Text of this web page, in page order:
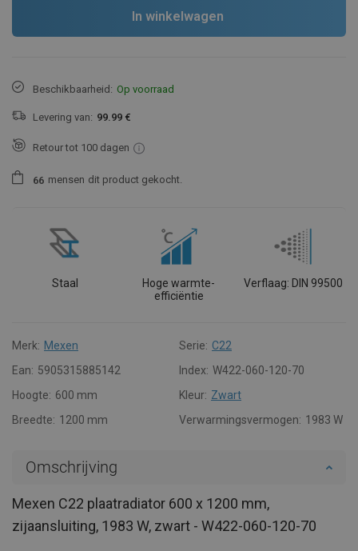
In winkelwagen
Beschikbaarheid: Op voorraad
Levering van: 99.99 €
Retour tot 100 dagen
66 mensen dit product gekocht.
Staal
Hoge warmte-
efficiëntie
Verflaag: DIN 99500
Merk: Mexen Serie: C22
Ean: 5905315885142 Index: W422-060-120-70
Hoogte: 600 mm Kleur: Zwart
Breedte: 1200 mm Verwarmingsvermogen: 1983 W
Omschrijving
Mexen C22 plaatradiator 600 x 1200 mm,
zijaansluiting, 1983 W, zwart - W422-060-120-70